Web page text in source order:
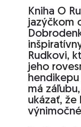
Kniha O
jazýčkom
Rudkovi,
jeho
má
ukázať,